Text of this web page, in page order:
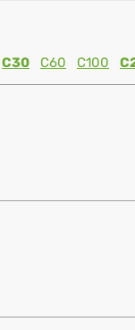
C30 C60 C100